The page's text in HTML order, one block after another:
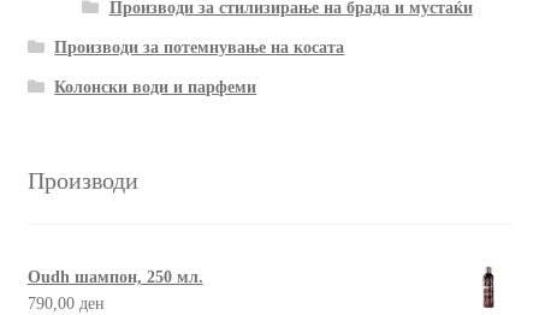
Производи за стилизирање на брада и мустаќи
Производи за потемнување на косата
Колонски води и парфеми
Производи
Oudh шампон, 250 мл.
790,00 ден